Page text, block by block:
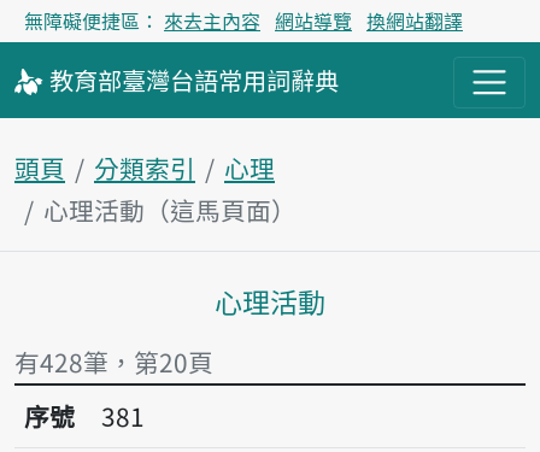
無障礙便捷區： 來去主內容 網站導覽 換網站翻譯
教育部臺灣台語常用詞辭典
頭頁 分類索引
心理
心理活動（這馬頁面）
主內容區
心理活動
有428筆，第20頁
序號381難忘
序號
381